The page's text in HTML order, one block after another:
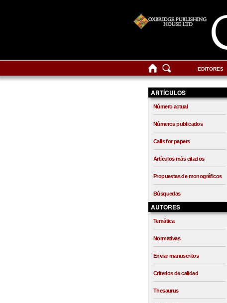
EDITORES
ARTÍCULOS
Número actual
Números publicados
Calls for papers
Artículos más citados
Propuestas de monográficos
Búsquedas
AUTORES
Temática
Normativas
Enviar manuscritos
Criterios de calidad
Thesaurus